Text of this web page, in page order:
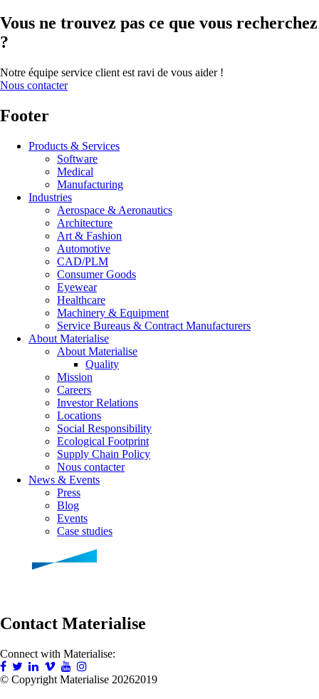
Vous ne trouvez pas ce que vous recherchez
?
Notre équipe service client est ravi de vous aider !
Nous contacter
Footer
Products & Services
Software
Medical
Manufacturing
Industries
Aerospace & Aeronautics
Architecture
Art & Fashion
Automotive
CAD/PLM
Consumer Goods
Eyewear
Healthcare
Machinery & Equipment
Service Bureaus & Contract Manufacturers
About Materialise
About Materialise
Quality
Mission
Careers
Investor Relations
Locations
Social Responsibility
Ecological Footprint
Supply Chain Policy
Nous contacter
News & Events
Press
Blog
Events
Case studies
Contact Materialise
Connect with Materialise:
© Copyright Materialise 20262019